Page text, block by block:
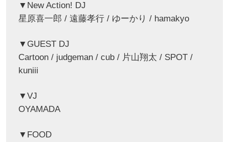
▼New Action! DJ
星原喜一郎 / 遠藤孝行 / ゆーかり / hamakyo
▼GUEST DJ
Cartoon / judgeman / cub / 片山翔太 / SPOT /
kuniii
▼VJ
OYAMADA
▼FOOD